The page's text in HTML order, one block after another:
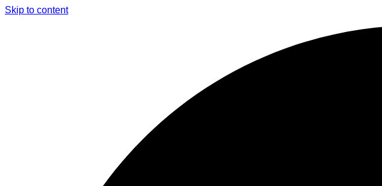
Skip to content